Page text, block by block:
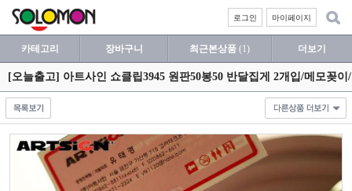
마이페이지
로그인
카테고리 장바구니 최근본상품 (1) 더보기
[오늘출고] 아트사인 쇼클립3945 원판50봉50 반달집게 2개입/메모꽂